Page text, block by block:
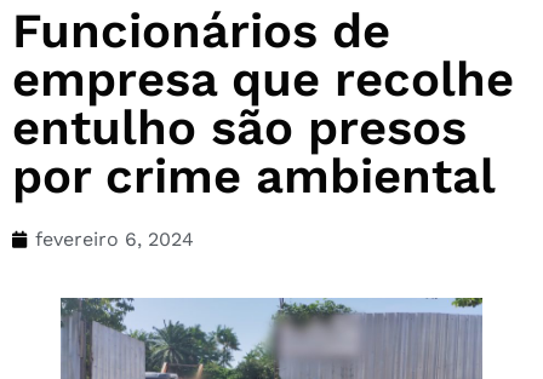
Funcionários de
empresa que recolhe
entulho são presos
por crime ambiental
fevereiro 6, 2024